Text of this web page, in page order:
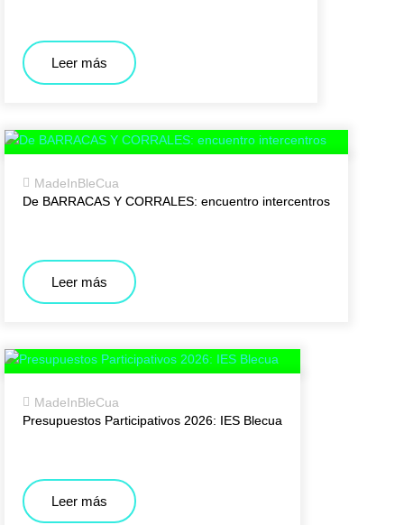
Leer más
MadeInBleCua
De BARRACAS Y CORRALES: encuentro intercentros
Leer más
MadeInBleCua
Presupuestos Participativos 2026: IES Blecua
Leer más